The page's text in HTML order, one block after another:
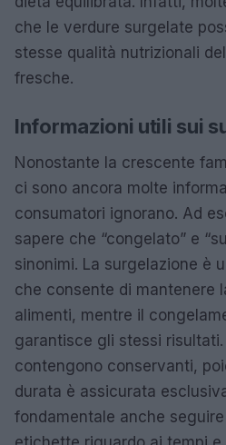
che le verdure surgelate
stesse qualità nutrizionali
fresche.
Informazioni utili sui
Nonostante la crescente
ci sono ancora molte
consumatori ignorano. Ad
sapere che “congelato” e
sinonimi. La surgelazione è
che consente di mantenere
alimenti, mentre il
garantisce gli stessi
contengono conservanti,
durata è assicurata
fondamentale anche